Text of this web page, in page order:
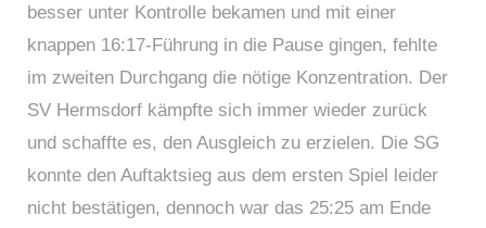
besser unter Kontrolle bekamen und mit einer
knappen 16:17-Führung in die Pause gingen, fehlte
im zweiten Durchgang die nötige Konzentration. Der
SV Hermsdorf kämpfte sich immer wieder zurück
und schaffte es, den Ausgleich zu erzielen. Die SG
konnte den Auftaktsieg aus dem ersten Spiel leider
nicht bestätigen, dennoch war das 25:25 am Ende